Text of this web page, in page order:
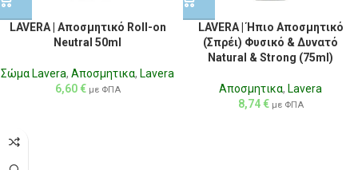
LAVERA | Αποσμητικό Roll-on
Neutral 50ml
Σώμα Lavera, Αποσμητικα, Lavera
6,60€ με ΦΠΑ
LAVERA | Ήπιο Αποσμητικό
(Σπρέι) Φυσικό & Δυνατό
Natural & Strong (75ml)
Αποσμητικα, Lavera
8,74€ με ΦΠΑ